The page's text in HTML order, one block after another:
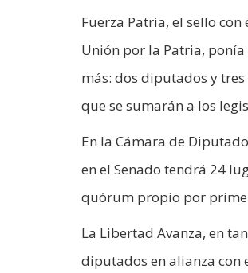
Fuerza Patria, el sello
Unión por la Patria,
más: dos diputados y
que se sumarán a los
En la Cámara de
en el Senado tendrá 24
quórum propio por
La Libertad Avanza, en
diputados en alianza con